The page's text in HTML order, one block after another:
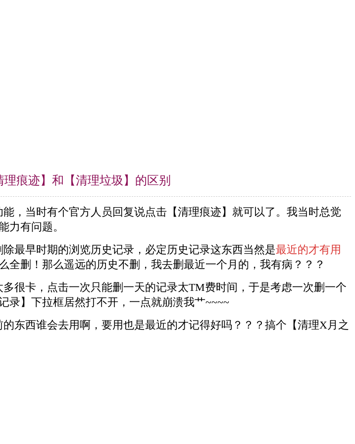
痕迹】和【清理垃圾】的区别
，当时有个官方人员回复说点击【清理痕迹】就可以了。我当时总觉
力有问题。
最早时期的浏览历史记录，必定历史记录这东西当然是最近的才有用
全删！那么遥远的历史不删，我去删最近一个月的，我有病？？？
很卡，点击一次只能删一天的记录太TM费时间，于是考虑一次删一个
录】下拉框居然打不开，一点就崩溃我艹~~~~
东西谁会去用啊，要用也是最近的才记得好吗？？？搞个【清理X月之